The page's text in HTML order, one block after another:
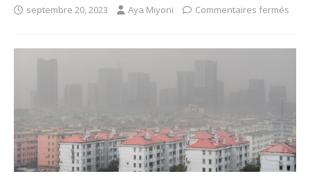
septembre 20, 2023 Aya Miyoni Commentaires fermés